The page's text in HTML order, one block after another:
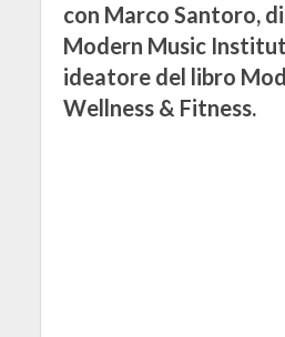
con Marco Santoro,
Modern Music
ideatore del libro
Wellness & Fitness.